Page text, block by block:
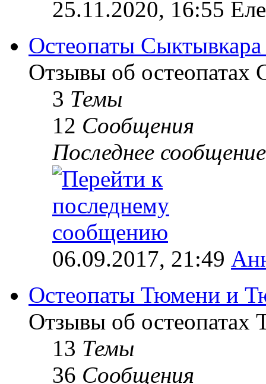
25.11.2020, 16:55
Остеопаты
Отзывы об остеопатах
3 Темы
12 Сообщения
Последнее сообщение
06.09.2017, 21:49
Остеопаты Тюмени и
Отзывы об
13 Темы
36 Сообщения